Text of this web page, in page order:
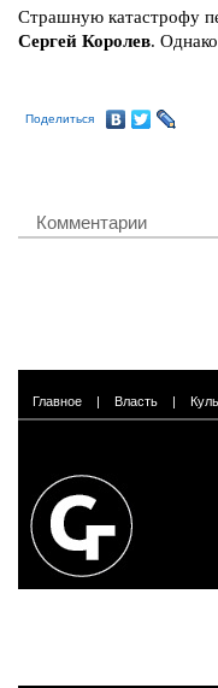
Страшную катастрофу
Сергей Королев.
Поделиться
Комментарии
Главное | Власть |